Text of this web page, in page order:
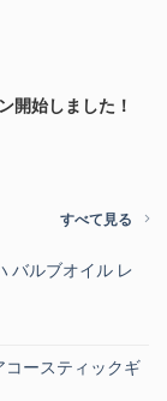
開始しました！
すべて見る
バルブオイル レ
コースティックギ